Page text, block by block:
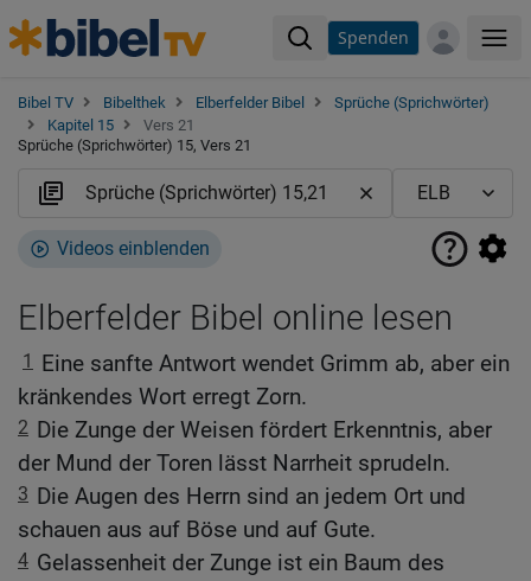
Spenden
Bibel TV Bibelthek Elberfelder Bibel
Sprüche (Sprichwörter)
Kapitel 15
Vers 21
Sprüche (Sprichwörter) 15, Vers 21
Videos einblenden
Elberfelder Bibel online lesen
1 Eine sanfte Antwort wendet Grimm ab, aber ein
kränkendes Wort erregt Zorn.
2 Die Zunge der Weisen fördert Erkenntnis, aber
der Mund der Toren lässt Narrheit sprudeln.
3 Die Augen des Herrn sind an jedem Ort und
schauen aus auf Böse und auf Gute.
4 Gelassenheit der Zunge ist ein Baum des